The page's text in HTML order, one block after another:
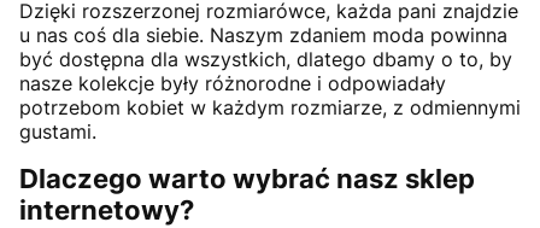
Dzięki rozszerzonej rozmiarówce, każda pani znajdzie
u nas coś dla siebie. Naszym zdaniem moda powinna
być dostępna dla wszystkich, dlatego dbamy o to, by
nasze kolekcje były różnorodne i odpowiadały
potrzebom kobiet w każdym rozmiarze, z odmiennymi
gustami.
Dlaczego warto wybrać nasz sklep
internetowy?